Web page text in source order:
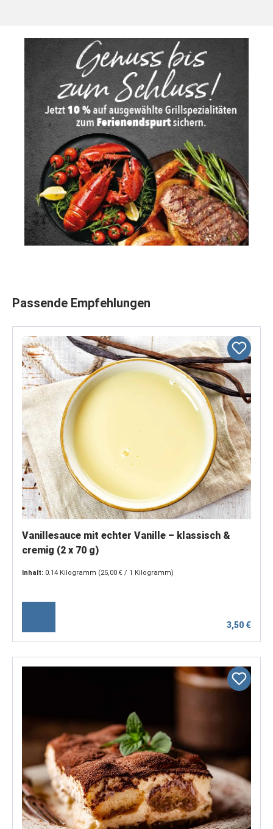
Produktgalerie überspringen
Passende Empfehlungen
Vanillesauce mit echter Vanille – klassisch &
cremig (2 x 70 g)
Inhalt: 0.14 Kilogramm (25,00 € / 1 Kilogramm)
3,50 €